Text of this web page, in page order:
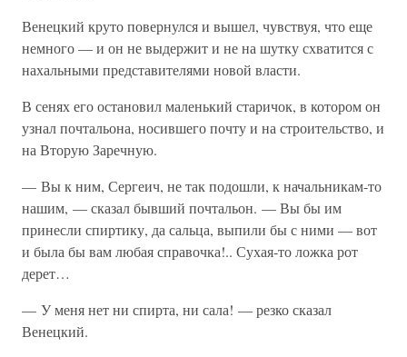
Венецкий круто повернулся и вышел, чувствуя, что еще
немного — и он не выдержит и не на шутку схватится с
нахальными представителями новой власти.
В сенях его остановил маленький старичок, в котором он
узнал почтальона, носившего почту и на строительство, и
на Вторую Заречную.
— Вы к ним, Сергеич, не так подошли, к начальникам-то
нашим, — сказал бывший почтальон. — Вы бы им
принесли спиртику, да сальца, выпили бы с ними — вот
и была бы вам любая справочка!.. Сухая-то ложка рот
дерет…
— У меня нет ни спирта, ни сала! — резко сказал
Венецкий.